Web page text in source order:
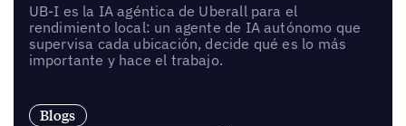
UB-I es la IA agéntica de Uberall para el
rendimiento local: un agente de IA autónomo que
supervisa cada ubicación, decide qué es lo más
importante y hace el trabajo.
Blogs